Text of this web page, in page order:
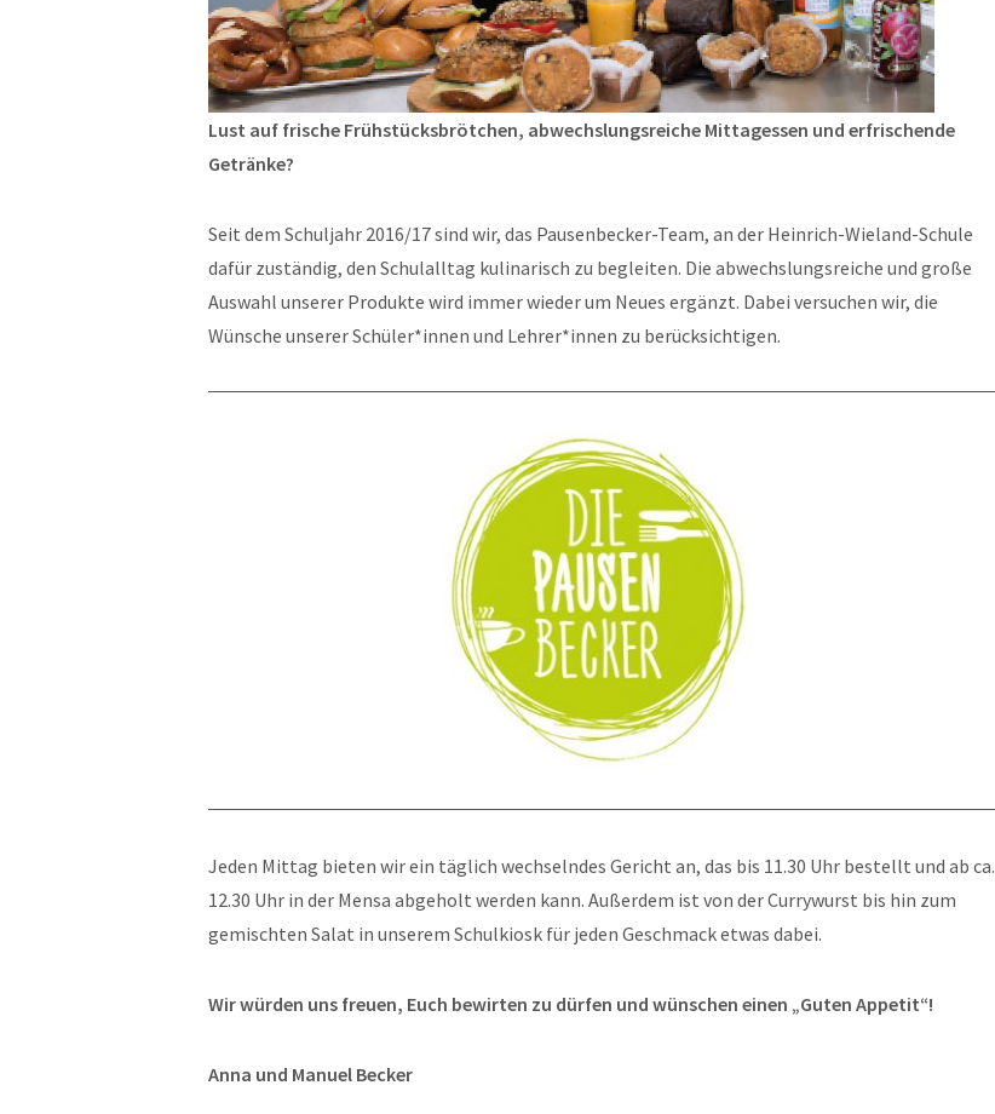
Lust auf frische Frühstücksbrötchen, abwechslungsreiche Mittagessen und erfrischende
Getränke?
Seit dem Schuljahr 2016/17 sind wir, das Pausenbecker-Team, an der Heinrich-Wieland-Schule
dafür zuständig, den Schulalltag kulinarisch zu begleiten. Die abwechslungsreiche und große
Auswahl unserer Produkte wird immer wieder um Neues ergänzt. Dabei versuchen wir, die
Wünsche unserer Schüler*innen und Lehrer*innen zu berücksichtigen.
Jeden Mittag bieten wir ein täglich wechselndes Gericht an, das bis 11.30 Uhr bestellt und ab ca.
12.30 Uhr in der Mensa abgeholt werden kann. Außerdem ist von der Currywurst bis hin zum
gemischten Salat in unserem Schulkiosk für jeden Geschmack etwas dabei.
Wir würden uns freuen, Euch bewirten zu dürfen und wünschen einen „Guten Appetit“!
Anna und Manuel Becker